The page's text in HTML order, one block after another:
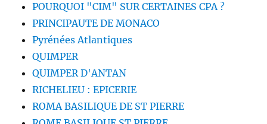
POURQUOI "CIM" SUR CERTAINES CPA ?
PRINCIPAUTE DE MONACO
Pyrénées Atlantiques
QUIMPER
QUIMPER D'ANTAN
RICHELIEU : EPICERIE
ROMA BASILIQUE DE ST PIERRE